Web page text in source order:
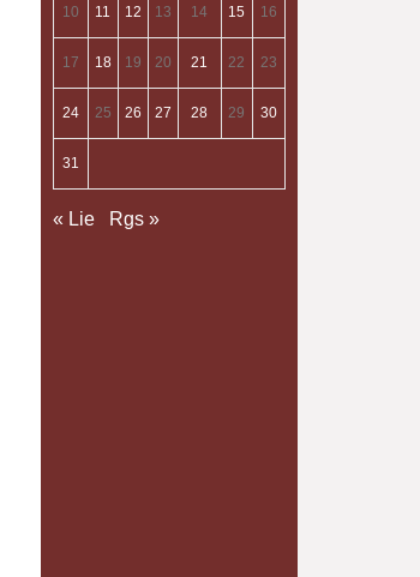
10 11 12 13 14 15 16
17 18 19 20 21 22 23
24 25 26 27 28 29 30
31
« Lie Rgs »